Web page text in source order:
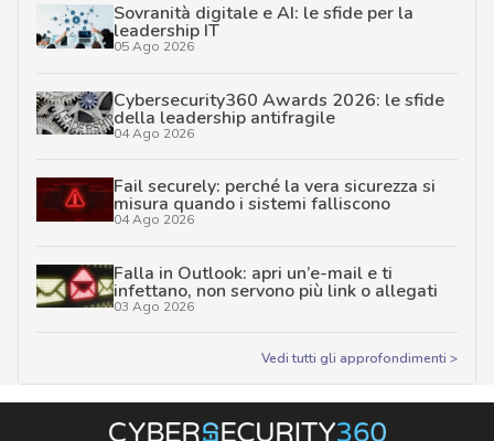
Sovranità digitale e AI: le sfide per la
leadership IT
05 Ago 2026
Cybersecurity360 Awards 2026: le sfide
della leadership antifragile
04 Ago 2026
Fail securely: perché la vera sicurezza si
misura quando i sistemi falliscono
04 Ago 2026
Falla in Outlook: apri un’e-mail e ti
infettano, non servono più link o allegati
03 Ago 2026
Vedi tutti gli approfondimenti >